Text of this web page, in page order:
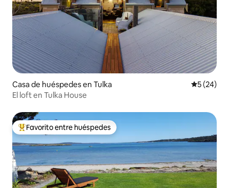
Casa de huéspedes en Tulka
5 (24)
El loft en Tulka House
Favorito entre los huéspedes más destacados
Favorito entre huéspedes